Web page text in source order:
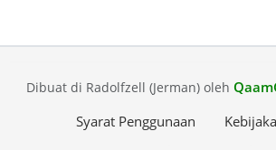
Dibuat di Radolfzell (Jerman) oleh
Syarat Penggunaan